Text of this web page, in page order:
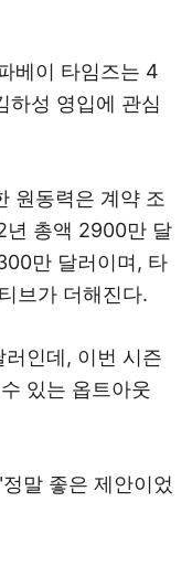
베이 타임즈는 4
하성 영입에 관심
원동력은 계약 조
년 총액 2900만 달
만 달러이며, 타
브가 더해진다.
인데, 이번 시즌
있는 옵트아웃
말 좋은 제안이었